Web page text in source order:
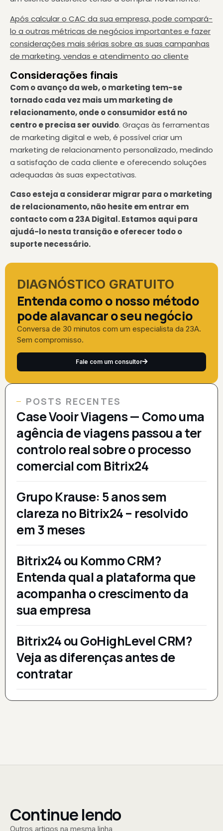
Após calcular o CAC da sua empresa, pode compará-
lo a outras métricas de negócios importantes e fazer
considerações mais sérias sobre as suas campanhas
de marketing, vendas e atendimento ao cliente
Considerações finais
Com o avanço da web, o marketing tem-se
tornado cada vez mais um marketing de
relacionamento, onde o consumidor está no
centro e precisa ser ouvido. Graças às ferramentas
de marketing digital e web, é possível criar um
marketing de relacionamento personalizado, medindo
a satisfação de cada cliente e oferecendo soluções
adequadas às suas expectativas.
Caso esteja a considerar migrar para o marketing
de relacionamento, não hesite em entrar em
contacto com a 23A Digital. Estamos aqui para
ajudá-lo nesta transição e oferecer todo o
suporte necessário.
DIAGNÓSTICO GRATUITO
Entenda como o nosso método
pode alavancar o seu negócio
Conversa de 30 minutos com um especialista da 23A.
Sem compromisso.
Fale com um consultor
POSTS RECENTES
Case Vooir Viagens — Como uma
agência de viagens passou a ter
controlo real sobre o processo
comercial com Bitrix24
Grupo Krause: 5 anos sem
clareza no Bitrix24 – resolvido
em 3 meses
Bitrix24 ou Kommo CRM?
Entenda qual a plataforma que
acompanha o crescimento da
sua empresa
Bitrix24 ou GoHighLevel CRM?
Veja as diferenças antes de
contratar
Continue lendo
Outros artigos na mesma linha